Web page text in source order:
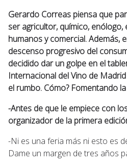
Gerardo Correas piensa que
ser agricultor, químico,
humanos y comercial. Además,
descenso progresivo del
decidido dar un golpe en el
Internacional del Vino de
el rumbo. Cómo? Fomentando
-Antes de que le empiece con
organizador de la primera
-Ni es una feria más ni esto es
Dame un margen de tres años